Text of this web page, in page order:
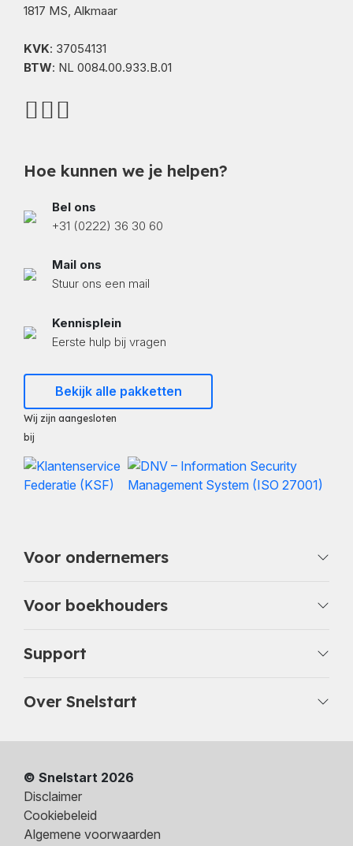
1817 MS, Alkmaar
KVK: 37054131
BTW: NL 0084.00.933.B.01
Hoe kunnen we je helpen?
Bel ons
+31 (0222) 36 30 60
Mail ons
Stuur ons een mail
Kennisplein
Eerste hulp bij vragen
Bekijk alle pakketten
Wij zijn aangesloten
bij
Voor ondernemers
Voor boekhouders
Support
Over Snelstart
© Snelstart 2026
Disclaimer
Cookiebeleid
Algemene voorwaarden